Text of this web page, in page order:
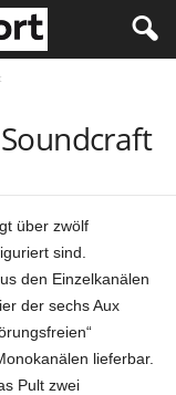
über zwölf
sind.
den Einzelkanälen
der sechs Aux
lieferbar.
Pult zwei